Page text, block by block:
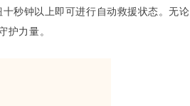
秒钟以上即可进行自动救援状态。无论
护力量。